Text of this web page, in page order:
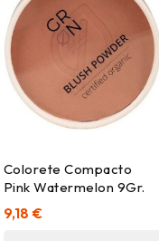
Colorete Compacto
Pink Watermelon 9Gr.
9,18 €